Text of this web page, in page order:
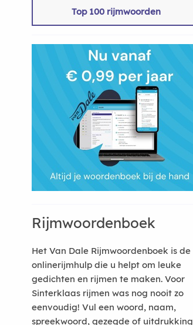
Top 100 rijmwoorden
Rijmwoordenboek
Het Van Dale Rijmwoordenboek is de
onlinerijmhulp die u helpt om leuke
gedichten en rijmen te maken. Voor
Sinterklaas rijmen was nog nooit zo
eenvoudig! Vul een woord, naam,
spreekwoord, gezegde of uitdrukking